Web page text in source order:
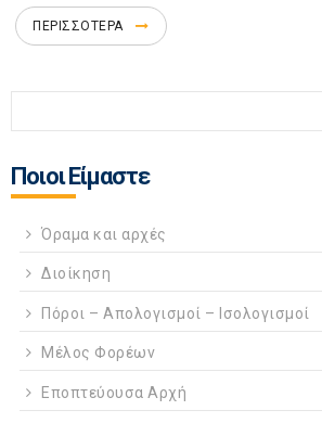
ΠΕΡΙΣΣΟΤΕΡΑ
Ποιοι Είμαστε
Όραμα και αρχές
Διοίκηση
Πόροι – Απολογισμοί – Ισολογισμοί
Μέλος Φορέων
Εποπτεύουσα Αρχή